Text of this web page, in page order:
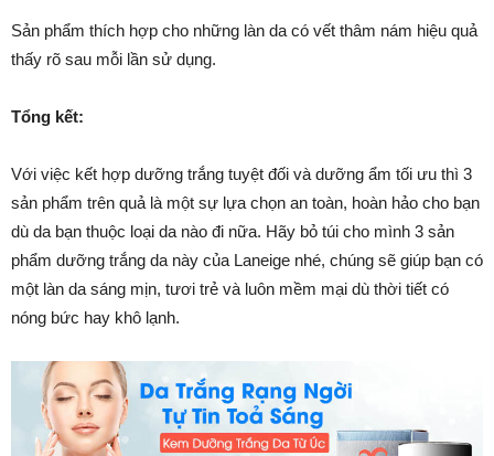
Sản phẩm thích hợp cho những làn da có vết thâm nám hiệu quả
thấy rõ sau mỗi lần sử dụng.
Tổng kết:
Với việc kết hợp dưỡng trắng tuyệt đối và dưỡng ẩm tối ưu thì 3
sản phẩm trên quả là một sự lựa chọn an toàn, hoàn hảo cho bạn
dù da bạn thuộc loại da nào đi nữa. Hãy bỏ túi cho mình 3 sản
phẩm dưỡng trắng da này của Laneige nhé, chúng sẽ giúp bạn có
một làn da sáng mịn, tươi trẻ và luôn mềm mại dù thời tiết có
nóng bức hay khô lạnh.